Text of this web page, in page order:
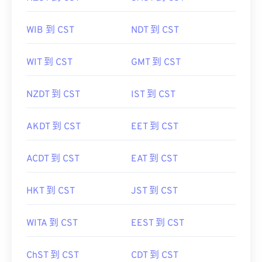
WIB 到 CST NDT 到 CST
WIT 到 CST GMT 到 CST
NZDT 到 CST IST 到 CST
AKDT 到 CST EET 到 CST
ACDT 到 CST EAT 到 CST
HKT 到 CST JST 到 CST
WITA 到 CST EEST 到 CST
ChST 到 CST CDT 到 CST